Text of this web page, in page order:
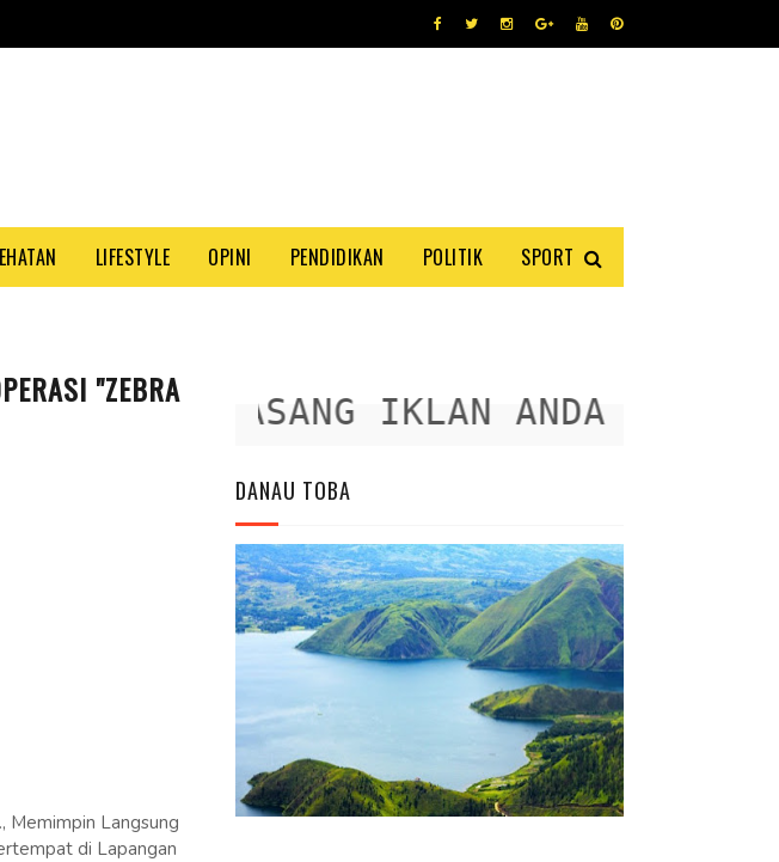
LIFESTYLE OPINI PENDIDIKAN POLITIK SPORT
"ZEBRA
Memimpin Langsung
di Lapangan
PASANG IKLAN ANDA DISINI
DANAU TOBA